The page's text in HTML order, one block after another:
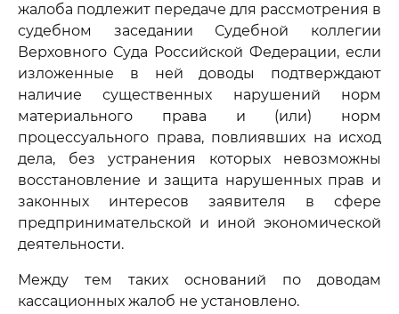
жалоба подлежит передаче для рассмотрения в
судебном заседании Судебной коллегии
Верховного Суда Российской Федерации, если
изложенные в ней доводы подтверждают
наличие существенных нарушений норм
материального права и (или) норм
процессуального права, повлиявших на исход
дела, без устранения которых невозможны
восстановление и защита нарушенных прав и
законных интересов заявителя в сфере
предпринимательской и иной экономической
деятельности.
Между тем таких оснований по доводам
кассационных жалоб не установлено.